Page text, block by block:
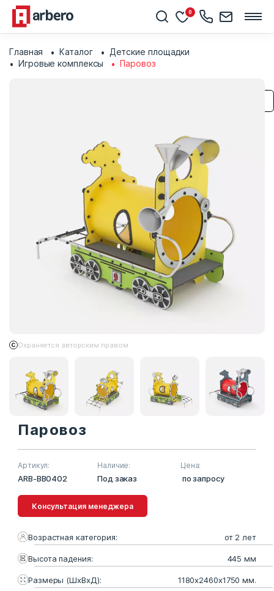
0
Главная Каталог
Детские площадки
Игровые комплексы
Паровоз
Охраняется авторским правом
Паровоз
Артикул:
ARB-BB0402
Наличие:
Под заказ
Цена:
по запросу
Консультация менеджера
Возрастная категория: от 2 лет
Высота падения: 445 мм
Размеры (ШхВхД): 1180х2460х1750 мм.